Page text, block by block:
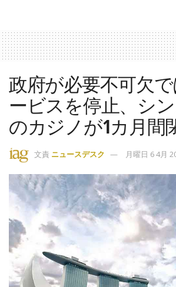
政府が必要不可欠
ービスを停止、シ
のカジノが1カ月間
文責 ニュースデスク 月曜日 6 4月